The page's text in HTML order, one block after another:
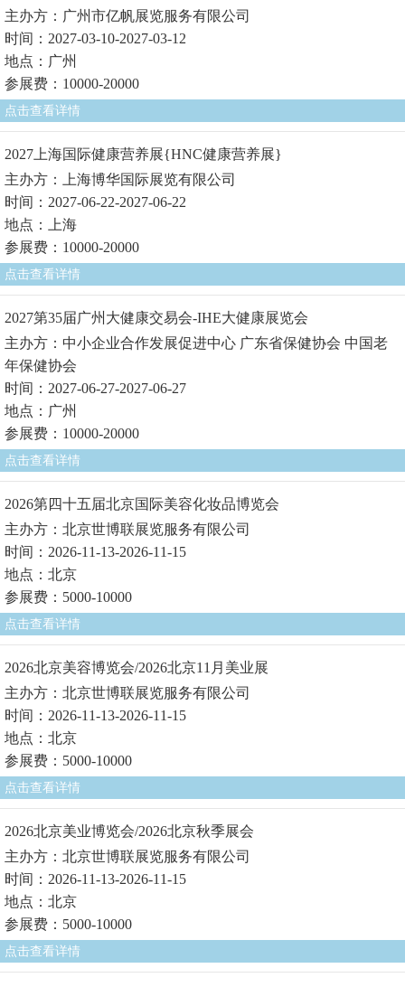
主办方：广州市亿帆展览服务有限公司
时间：2027-03-10-2027-03-12
地点：广州
参展费：10000-20000
点击查看详情
2027上海国际健康营养展{HNC健康营养展}
主办方：上海博华国际展览有限公司
时间：2027-06-22-2027-06-22
地点：上海
参展费：10000-20000
点击查看详情
2027第35届广州大健康交易会-IHE大健康展览会
主办方：中小企业合作发展促进中心 广东省保健协会 中国老
年保健协会
时间：2027-06-27-2027-06-27
地点：广州
参展费：10000-20000
点击查看详情
2026第四十五届北京国际美容化妆品博览会
主办方：北京世博联展览服务有限公司
时间：2026-11-13-2026-11-15
地点：北京
参展费：5000-10000
点击查看详情
2026北京美容博览会/2026北京11月美业展
主办方：北京世博联展览服务有限公司
时间：2026-11-13-2026-11-15
地点：北京
参展费：5000-10000
点击查看详情
2026北京美业博览会/2026北京秋季展会
主办方：北京世博联展览服务有限公司
时间：2026-11-13-2026-11-15
地点：北京
参展费：5000-10000
点击查看详情